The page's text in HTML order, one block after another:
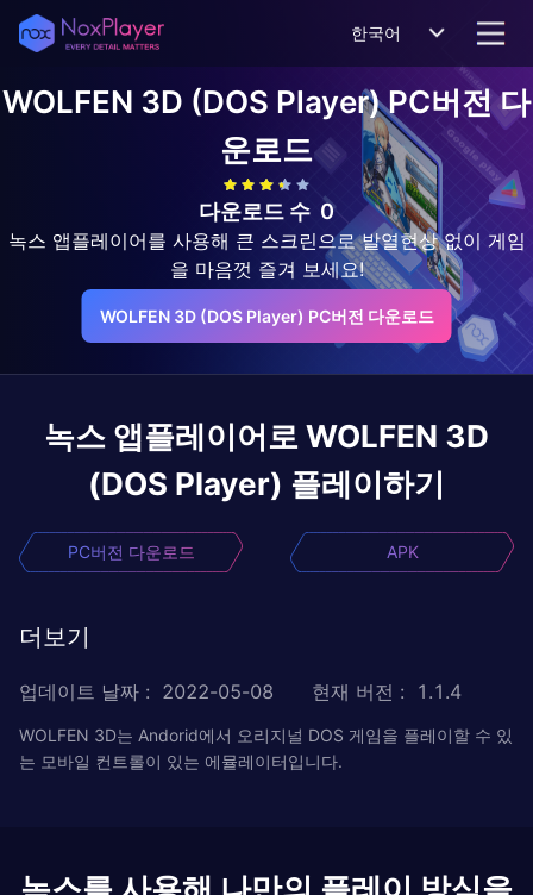
한국어
WOLFEN 3D (DOS Player)PC버전 다
운로드
다운로드 수 0
녹스 앱플레이어를 사용해 큰 스크린으로 발열현상 없이 게임
을 마음껏 즐겨 보세요!
WOLFEN 3D (DOS Player) PC버전 다운로드
녹스 앱플레이어로 WOLFEN 3D
(DOS Player) 플레이하기
PC버전 다운로드 APK
더보기
업데이트 날짜 : 2022-05-08 현재 버전 : 1.1.4
WOLFEN 3D는 Andorid에서 오리지널 DOS 게임을 플레이할 수 있
는 모바일 컨트롤이 있는 에뮬레이터입니다.